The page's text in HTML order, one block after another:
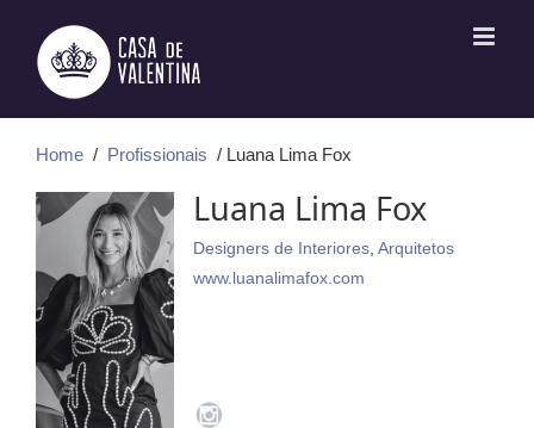
conteúdo
Home / Profissionais / Luana Lima Fox
Luana Lima Fox
Designers de Interiores Arquitetos
www.luanalimafox.com